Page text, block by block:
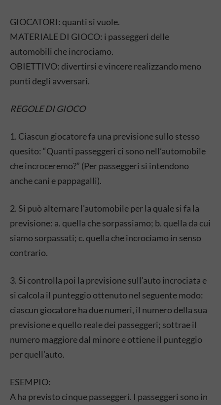
GIOCATORI: quanti si vuole.
MATERIALE DI GIOCO: i passeggeri delle
automobili che incrociamo.
OBIETTIVO: divertirsi e vincere realizzando meno
punti degli avversari.
REGOLE DI GIOCO
1. Ciascun giocatore fa una previsione sullo stesso
quesito: “Quanti passeggeri ci sono nell’automobile
che incroceremo?” (Per passeggeri si intendono
anche cani e pappagalli).
2. Si può alternare l’automobile per la quale si fa la
previsione: a. quella che sorpassiamo; b. quella da cui
siamo sorpassati; c. quella che incrociamo in senso
contrario.
3. Si controlla poi la previsione sull’auto incrociata e
si calcola il punteggio ottenuto nel seguente modo:
ciascun giocatore ha due numeri, il numero della sua
previsione e quello reale dei passeggeri; sottrae il
numero maggiore dal minore e ottiene il punteggio
per quell’auto.
ESEMPIO:
A ha previsto cinque passeggeri. I passeggeri sono in